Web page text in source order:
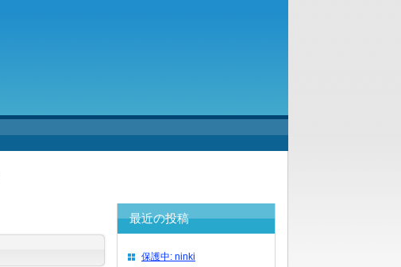
最近の投稿
保護中: ninki